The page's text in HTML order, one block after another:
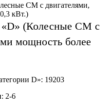
СМ с двигателями,
кВт.)
«D» (Колесные СМ с
мощность более
D»: 19203
: 2-6